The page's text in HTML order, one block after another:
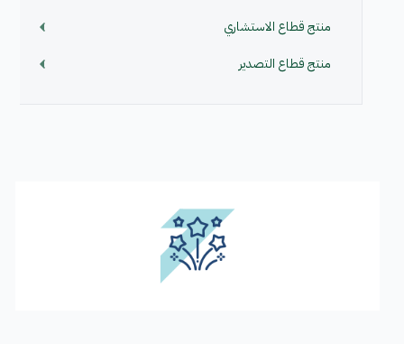
منتج قطاع الاستشاري
منتج قطاع التصدير